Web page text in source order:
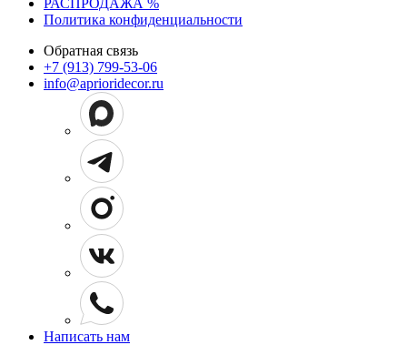
РАСПРОДАЖА %
Политика конфиденциальности
Обратная связь
+7 (913) 799-53-06
info@aprioridecor.ru
Написать нам